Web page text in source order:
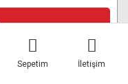
Sepetim İletişim